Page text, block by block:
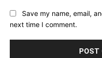
Save my name, email,
next time I comment.